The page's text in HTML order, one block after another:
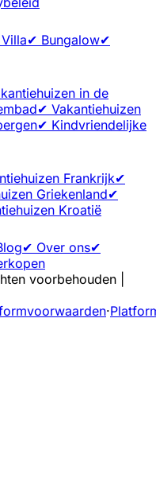
✔ Bungalow✔
in de
✔ Vakantiehuizen
✔ Kindvriendelijke
Frankrijk✔
Griekenland✔
Kroatië
✔ Over ons✔
voorbehouden |
·